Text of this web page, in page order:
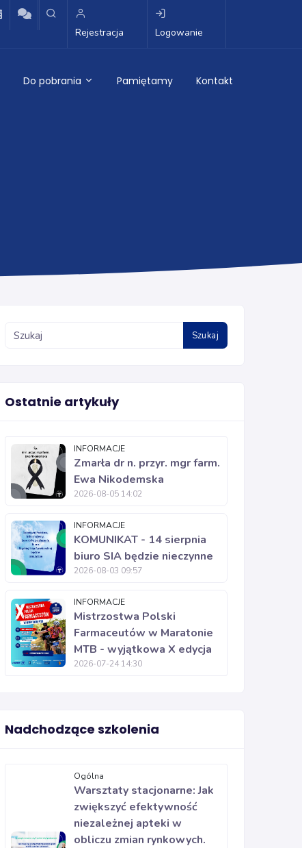
Rejestracja Logowanie
Do pobrania Pamiętamy Kontakt
Szukaj
Ostatnie artykuły
INFORMACJE
Zmarła dr n. przyr. mgr farm.
Ewa Nikodemska
2026-08-05 14:02
INFORMACJE
KOMUNIKAT - 14 sierpnia
biuro SIA będzie nieczynne
2026-08-03 09:57
INFORMACJE
Mistrzostwa Polski
Farmaceutów w Maratonie
MTB - wyjątkowa X edycja
2026-07-24 14:30
Nadchodzące szkolenia
Ogólna
Warsztaty stacjonarne: Jak
zwiększyć efektywność
niezależnej apteki w
obliczu zmian rynkowych.